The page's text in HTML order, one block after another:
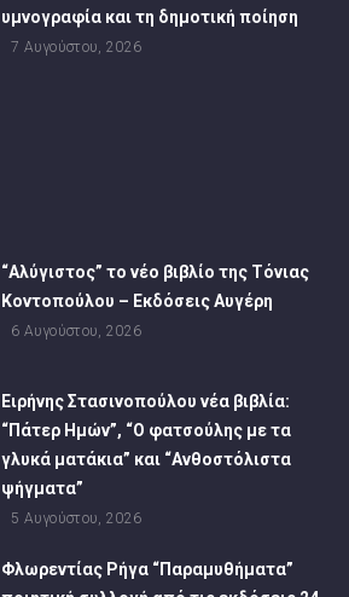
υμνογραφία και τη δημοτική ποίηση
7 Αυγούστου, 2026
“Αλύγιστος” το νέο βιβλίο της Τόνιας
Κοντοπούλου – Εκδόσεις Αυγέρη
6 Αυγούστου, 2026
Ειρήνης Στασινοπούλου νέα βιβλία:
“Πάτερ Ημών”, “Ο φατσούλης με τα
γλυκά ματάκια” και “Ανθοστόλιστα
ψήγματα”
5 Αυγούστου, 2026
Φλωρεντίας Ρήγα “Παραμυθήματα”